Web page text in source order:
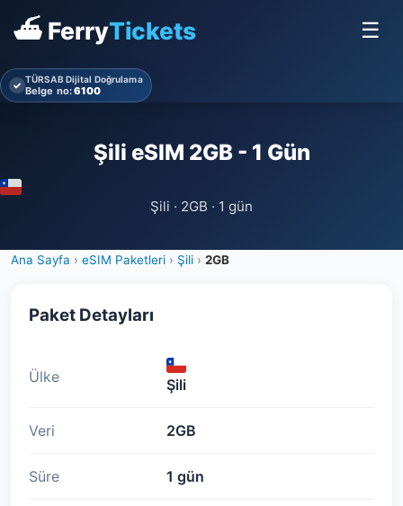
⛴ FerryTickets ☰
✓ TÜRSAB Dijital Doğrulama
Belge no:6100
Şili eSIM 2GB - 1 Gün
Şili · 2GB · 1 gün
Ana Sayfa › eSIM Paketleri › Şili › 2GB
Paket Detayları
Ülke Şili
Veri 2GB
Süre 1 gün